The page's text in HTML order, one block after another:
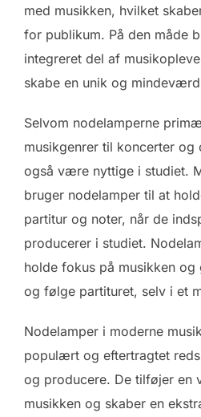
med musikken, hvilket
for publikum. På den måde
integreret del af
skabe en unik og
Selvom nodelamperne
musikgenrer til koncerter
også være nyttige i studiet.
bruger nodelamper til at
partitur og noter, når de
producerer i studiet.
holde fokus på musikken
og følge partituret, selv i et
Nodelamper i moderne
populært og eftertragtet
og producere. De tilføjer en
musikken og skaber en